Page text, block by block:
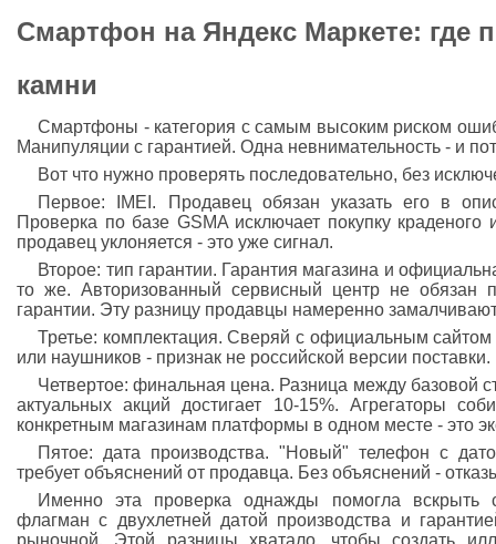
Смартфон на Яндекс Маркете: где
камни
Смартфоны - категория с самым высоким риском
Манипуляции с гарантией. Одна невнимательность - и
Вот что нужно проверять последовательно, без
Первое: IMEI. Продавец обязан указать его в
Проверка по базе GSMA исключает покупку краденого
продавец уклоняется - это уже сигнал.
Второе: тип гарантии. Гарантия магазина и
то же. Авторизованный сервисный центр не обязан
гарантии. Эту разницу продавцы намеренно
Третье: комплектация. Сверяй с официальным сайтом
или наушников - признак не российской версии поставки.
Четвертое: финальная цена. Разница между базовой
актуальных акций достигает 10-15%. Агрегаторы
конкретным магазинам платформы в одном месте - это
Пятое: дата производства. "Новый" телефон с
требует объяснений от продавца. Без объяснений -
Именно эта проверка однажды помогла вскрыть
флагман с двухлетней датой производства и
рыночной. Этой разницы хватало, чтобы создать